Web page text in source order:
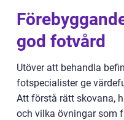
god fotvård
Utöver att behandla
fotspecialister ge
Att förstå rätt skovana,
och vilka övningar som